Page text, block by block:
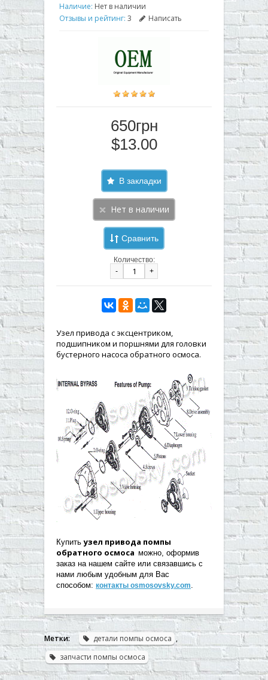
Наличие: Нет в наличии
Отзывы и рейтинг: 3 Написать
650грн
$13.00
В закладки
Сравнить
Количество:
-
+
Узел привода с эксцентриком,
подшипником и поршнями для головки
бустерного насоса обратного осмоса.
Купить узел привода помпы
обратного осмоса можно, оформив
заказ на нашем сайте или связавшись с
нами любым удобным для Вас
способом: контакты osmosovsky.com
Метки: детали помпы осмоса ,
запчасти помпы осмоса